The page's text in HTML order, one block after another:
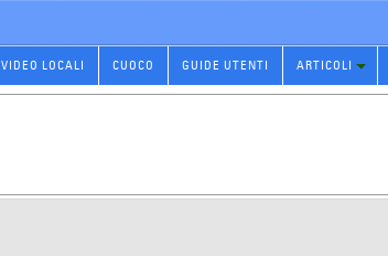
VIDEO LOCALI CUOCO GUIDE UTENTI ARTICOLI